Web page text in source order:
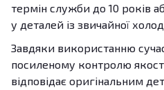
термін служби до 10 років
у деталей із звичайної
Завдяки використанню
посиленому контролю
відповідає оригінальним